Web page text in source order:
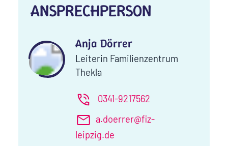
ANSPRECHPERSON
Anja Dörrer
Leiterin Familienzentrum
Thekla
0341-9217562
a.doerrer@fiz-
leipzig.de